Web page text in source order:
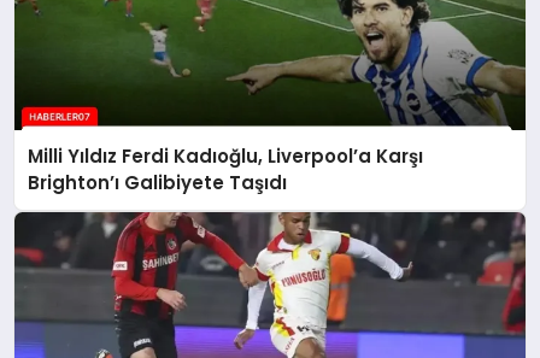
Milli Yıldız Ferdi Kadıoğlu, Liverpool’a Karşı
Brighton’ı Galibiyete Taşıdı